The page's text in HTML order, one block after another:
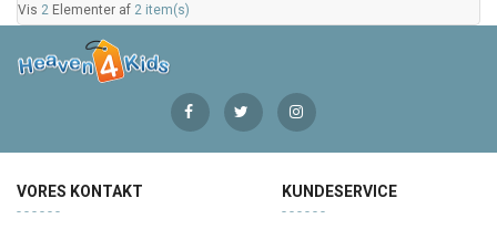
Vis 2 Elementer af 2 item(s)
VORES KONTAKT KUNDESERVICE